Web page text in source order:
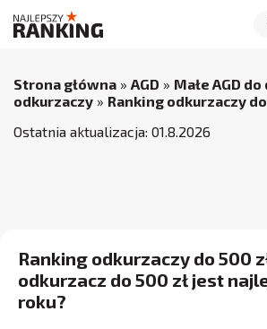
Strona główna » AGD » Małe AGD
odkurzaczy » Ranking odkurzaczy do
Ostatnia aktualizacja: 01.8.2026
Ranking odkurzaczy do 500
odkurzacz do 500 zł jest
roku?